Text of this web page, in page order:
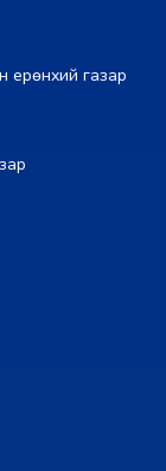
ерөнхий газар